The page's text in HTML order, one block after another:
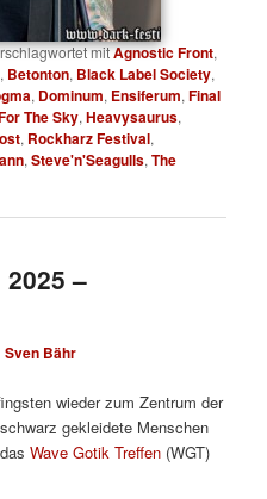
mitAgnostic Front,
, Betonton, Black Label Society,
, Dominum, Ensiferum,Final
The Sky,Heavysaurus,
, Rockharz Festival,
,Steve'n'Seagulls,The
–
Sven Bähr
wieder zum Zentrum der
gekleidete Menschen
dasWave Gotik Treffen (WGT)